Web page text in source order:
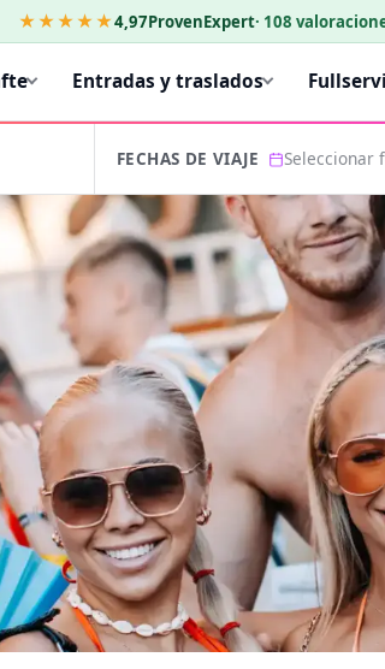
★★★★★4,97ProvenExpert· 108
Entradas y traslados
FECHAS DE VIAJE Seleccionar